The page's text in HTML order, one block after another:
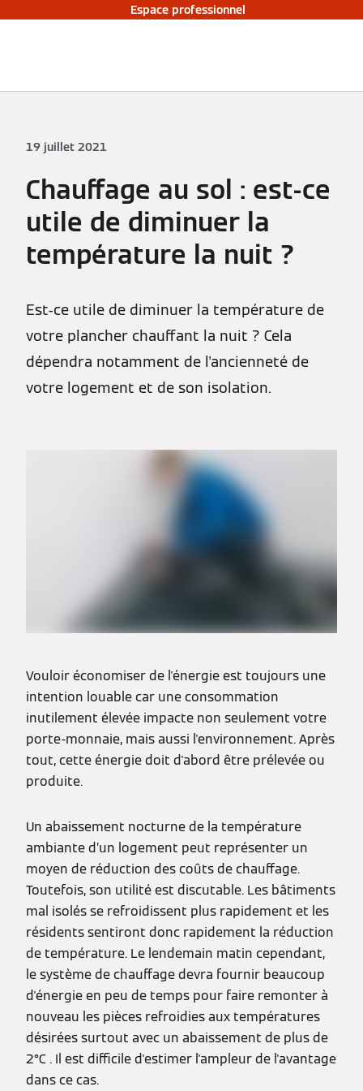
Espace professionnel
19 juillet 2021
Chauffage au sol : est-ce
utile de diminuer la
température la nuit ?
Est-ce utile de diminuer la température de
votre plancher chauffant la nuit ? Cela
dépendra notamment de l'ancienneté de
votre logement et de son isolation.
Vouloir économiser de l'énergie est toujours une
intention louable car une consommation
inutilement élevée impacte non seulement votre
porte-monnaie, mais aussi l'environnement. Après
tout, cette énergie doit d'abord être prélevée ou
produite.
Un abaissement nocturne de la température
ambiante d’un logement peut représenter un
moyen de réduction des coûts de chauffage.
Toutefois, son utilité est discutable. Les bâtiments
mal isolés se refroidissent plus rapidement et les
résidents sentiront donc rapidement la réduction
de température. Le lendemain matin cependant,
le système de chauffage devra fournir beaucoup
d'énergie en peu de temps pour faire remonter à
nouveau les pièces refroidies aux températures
désirées surtout avec un abaissement de plus de
2°C . Il est difficile d'estimer l'ampleur de l'avantage
dans ce cas.